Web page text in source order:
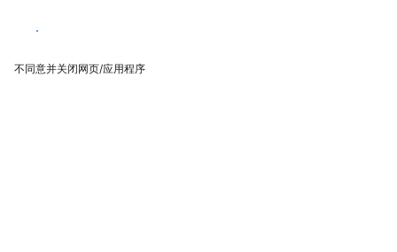
同意
不同意并关闭网页/应用程序